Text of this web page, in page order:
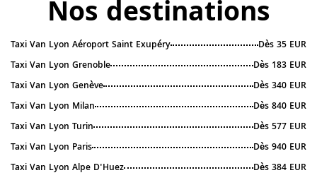
Nos destinations
Taxi Van Lyon Aéroport Saint Exupéry
Dès 35 EUR
Taxi Van Lyon Grenoble
Dès 183 EUR
Taxi Van Lyon Genève
Dès 340 EUR
Taxi Van Lyon Milan
Dès 840 EUR
Taxi Van Lyon Turin
Dès 577 EUR
Taxi Van Lyon Paris
Dès 940 EUR
Taxi Van Lyon Alpe D'Huez
Dès 384 EUR